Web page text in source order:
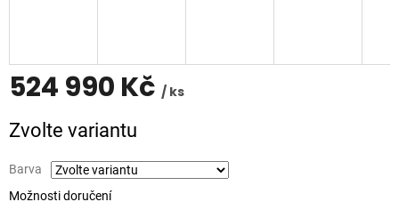
524 990 Kč / ks
cena:
Zvolte variantu
Barva
Možnosti doručení